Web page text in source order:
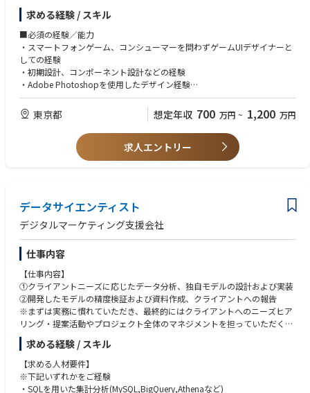
▼業務詳細
・プロジェクトの世界観にあわせた、まだ見ぬ魅力的なUIグラフィックデ
ザインの創出
・デザイン素材制作（各ゲーム画面におけるデザイン素材全般）
・UIアニメーションや演出アニメーション制作
求める経験 / スキル
■必須の経験／能力
・スマートフォンゲーム、コンシューマーを問わずゲームUIデザイナーと
しての経験
・初期設計、コンポーネント設計などの経験
・Adobe Photoshopを使用したデザイン経験
■望ましい経験／能力
・リード経験
・5人程度のマネジメントやディレクション経験
・グラフィックやアニメーション設計経験
・グラフィックが高く評価されているゲームタイトルにおけるグラフィッ
・プロトタイピング作成ツール(figma等)を使用した、アプリ、WEBの遷
移設計経験
東京都 想定年収 700 万円 ~ 1,200 万円
求人エントリー
データサイエンティスト
デジタルマーケティング支援会社
仕事内容
【仕事内容】
①クライアントニーズに応じたデータ分析、独自モデルの設計および実装
②開発したモデルの精度検証および資料作成、クライアントへの報告
※まずは実務に慣れていただき、最終的にはクライアントへのニーズヒア
リング・提案活動やプロジェクト全体のマネジメントを担っていただく想
定です
＜業務詳細＞
⑴クライアントニーズに応じたデータ分析、独自モデルの設計および実装
・データ整理
求める経験 / スキル
【求める人材要件】
※下記いずれかをご経験
・SQLを用いた集計分析(MySQL,BigQuery,Athenaなど)